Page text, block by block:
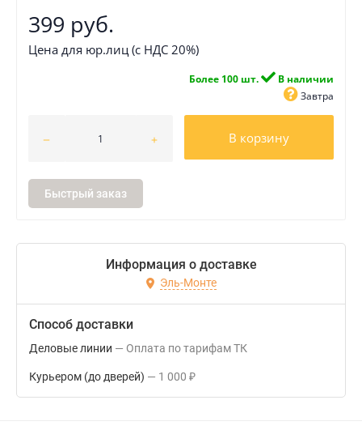
399 руб.
Цена для юр.лиц (с НДС 20%)
Более 100 шт.
В наличии
Завтра
В корзину
Быстрый заказ
Информация о доставке
Эль-Монте
Способ доставки
Деловые линии Оплата по тарифам ТК
Курьером (до дверей) 1 000 ₽